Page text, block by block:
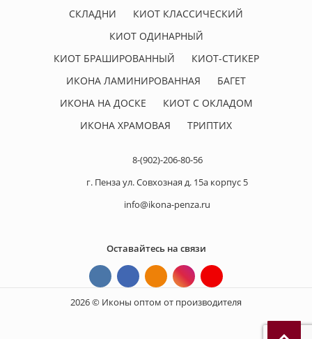
СКЛАДНИ
КИОТ КЛАССИЧЕСКИЙ
КИОТ ОДИНАРНЫЙ
КИОТ БРАШИРОВАННЫЙ
КИОТ-СТИКЕР
ИКОНА ЛАМИНИРОВАННАЯ
БАГЕТ
ИКОНА НА ДОСКЕ
КИОТ С ОКЛАДОМ
ИКОНА ХРАМОВАЯ
ТРИПТИХ
8-(902)-206-80-56
г. Пенза ул. Совхозная д. 15а корпус 5
info@ikona-penza.ru
Оставайтесь на связи
2026 © Иконы оптом от производителя